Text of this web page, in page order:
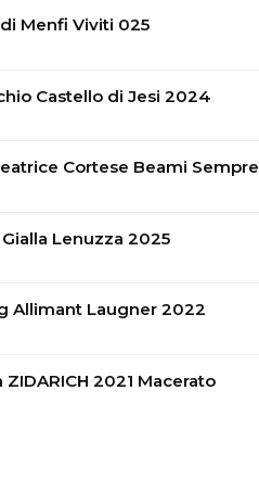
Menfi Viviti 025
Castello di Jesi 2024
Cortese Beami Sempre
Lenuzza 2025
Allimant Laugner 2022
ZIDARICH 2021 Macerato